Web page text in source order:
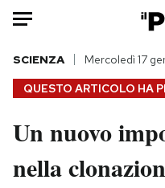
HOME
Italia
Politica
QUESTO ARTICOLO HA
SCIENZA Mercoledì 17
Un nuovo
nella